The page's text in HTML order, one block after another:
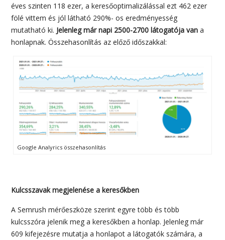
éves szinten 118 ezer, a keresőoptimalizálással ezt 462 ezer
fölé vittem és jól látható 290%- os eredményesség
mutatható ki. Jelenleg már napi 2500-2700 látogatója van a
honlapnak. Összehasonlítás az előző időszakkal:
Google Analyrics összehasonlítás
Kulcsszavak megjelenése a keresőkben
A Semrush mérőeszköze szerint egyre több és több
kulcsszóra jelenik meg a keresőkben a honlap. Jelenleg már
609 kifejezésre mutatja a honlapot a látogatók számára, a